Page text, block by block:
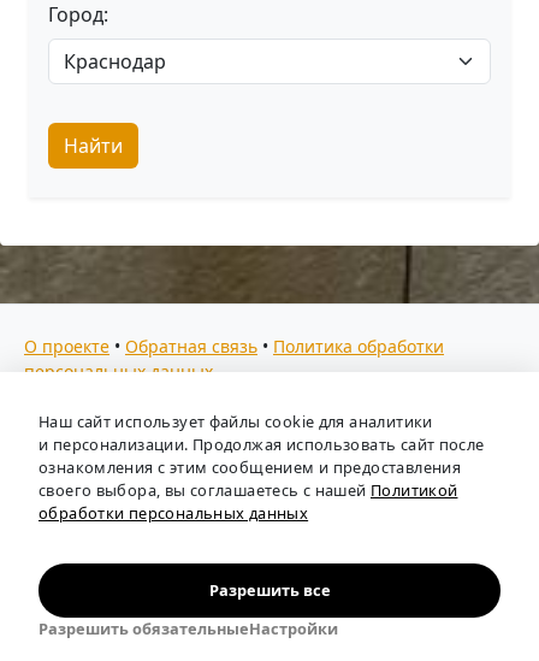
Город:
Найти
О проекте • Обратная связь • Политика обработки
персональных данных
Мы собираем отзывы, составляем рейтинги и
предоставляем всю информацию о кадровых агентствах
России. Также анализируем ключевые тенденции рынка
труда: отслеживаем динамику зарплат, уровень
безработицы и общую обстановку в отрасли, чтобы вы
Независимый портал-справочник«Кадровые агентства
России».
© person-agency.ru 2012—2026
Наш сайт использует файлы cookie для аналитики
и персонализации. Продолжая использовать сайт после
ознакомления с этим сообщением и предоставления
своего выбора, вы соглашаетесь с нашей Политикой
обработки персональных данных
Разрешить все
Разрешить обязательныеНастройки